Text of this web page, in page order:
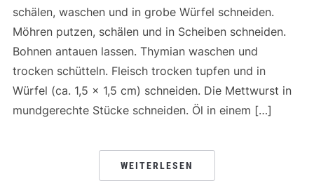
schälen, waschen und in grobe Würfel schneiden.
Möhren putzen, schälen und in Scheiben schneiden.
Bohnen antauen lassen. Thymian waschen und
trocken schütteln. Fleisch trocken tupfen und in
Würfel (ca. 1,5 x 1,5 cm) schneiden. Die Mettwurst in
mundgerechte Stücke schneiden. Öl in einem […]
WEITERLESEN